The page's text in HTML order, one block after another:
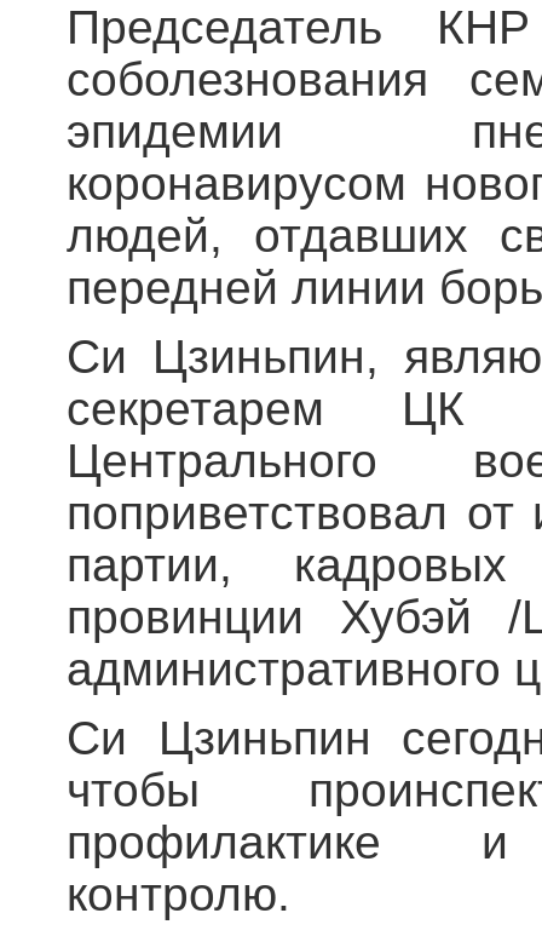
Председатель
соболезнования
эпидемии
коронавирусом
людей, отдавших
передней линии
Си Цзиньпин,
секретарем ЦК
Центрального
поприветствовал
партии,
провинции Хубэй
административного
Си Цзиньпин
чтобы
профилактике и
контролю.